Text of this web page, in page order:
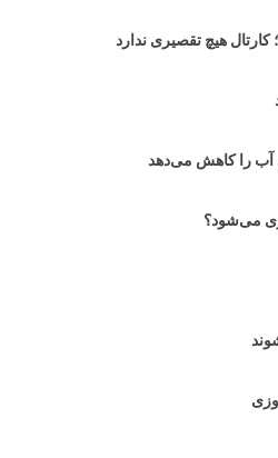
هیچ تقصیری ندارد
را کاهش می‌دهد
می‌شود؟